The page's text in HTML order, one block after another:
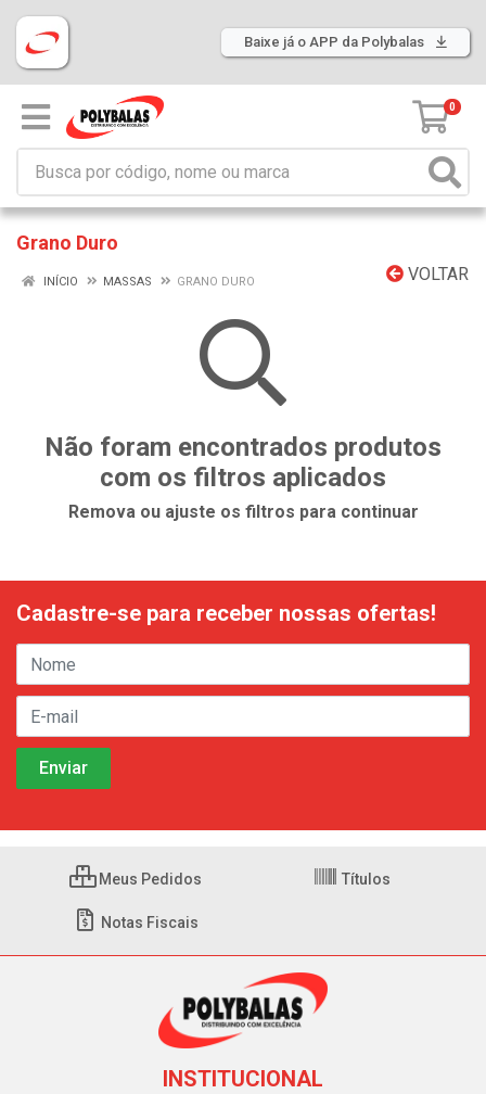
Baixe já o APP da Polybalas
0
Grano Duro
VOLTAR
INÍCIO MASSAS GRANO DURO
Não foram encontrados produtos
com os filtros aplicados
Remova ou ajuste os filtros para continuar
Cadastre-se para receber nossas ofertas!
Meus Pedidos Títulos
Notas Fiscais
INSTITUCIONAL